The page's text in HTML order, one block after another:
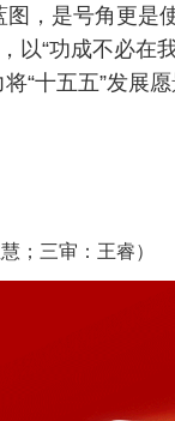
，是号角更是
“功成不必在
“十五五”发展
；三审：王睿）